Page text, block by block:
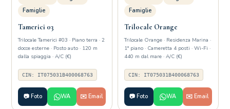
Famiglie
Tamerici 03
Trilocale Tamerici #03 · Piano terra · 2
docce esterne · Posto auto · 120 m
dalla spiaggia · A/C (€)
CIN: IT075031B400068763
📷 Foto WA ✉️ Email
Famiglie
Trilocale Orange
Trilocale Orange · Residenza Marina ·
1° piano · Cameretta 4 posti · Wi-Fi ·
440 m dal mare · A/C (€)
CIN: IT075031B400068763
📷 Foto WA ✉️ Email